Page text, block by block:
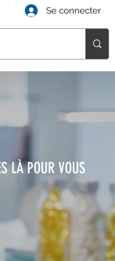
Se connecter
LÀ POUR VOUS